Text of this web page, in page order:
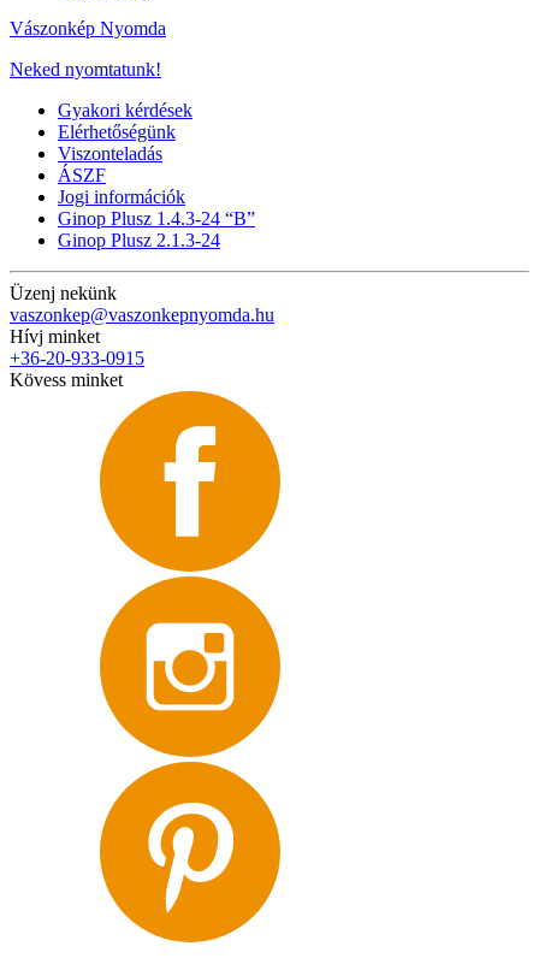
Vászonkép Nyomda
Neked nyomtatunk!
Gyakori kérdések
Elérhetőségünk
Viszonteladás
ÁSZF
Jogi információk
Ginop Plusz 1.4.3-24 “B”
Ginop Plusz 2.1.3-24
Üzenj nekünk
vaszonkep@vaszonkepnyomda.hu
Hívj minket
+36-20-933-0915
Kövess minket